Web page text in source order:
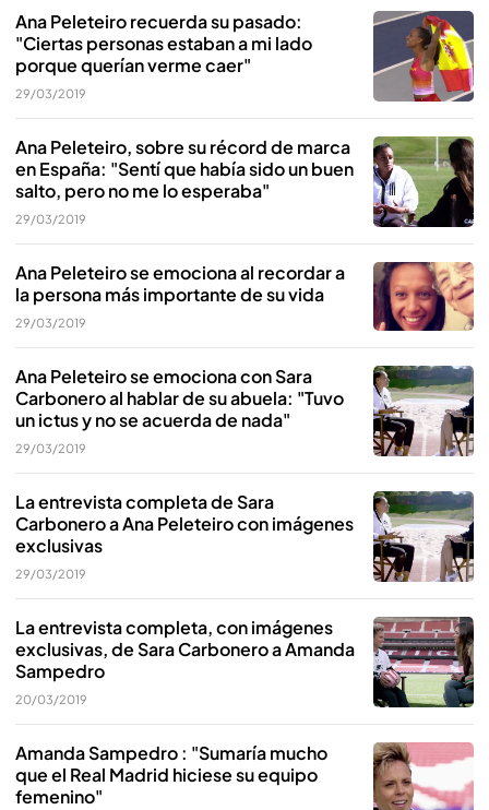
Ana Peleteiro recuerda su pasado:
"Ciertas personas estaban a mi lado
porque querían verme caer"
29/03/2019
Ana Peleteiro, sobre su récord de marca
en España: "Sentí que había sido un buen
salto, pero no me lo esperaba"
29/03/2019
Ana Peleteiro se emociona al recordar a
la persona más importante de su vida
29/03/2019
Ana Peleteiro se emociona con Sara
Carbonero al hablar de su abuela: "Tuvo
un ictus y no se acuerda de nada"
29/03/2019
La entrevista completa de Sara
Carbonero a Ana Peleteiro con imágenes
exclusivas
29/03/2019
La entrevista completa, con imágenes
exclusivas, de Sara Carbonero a Amanda
Sampedro
20/03/2019
Amanda Sampedro : "Sumaría mucho
que el Real Madrid hiciese su equipo
femenino"